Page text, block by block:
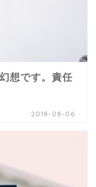
想です。責任
2018-08-06